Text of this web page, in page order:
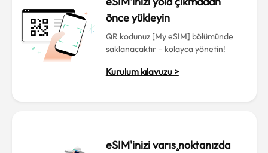
önce yükleyin
QR kodunuz [My eSIM] bölümünde
saklanacaktır – kolayca yönetin!
Kurulum kılavuzu >
eSIM'inizi varış noktanızda